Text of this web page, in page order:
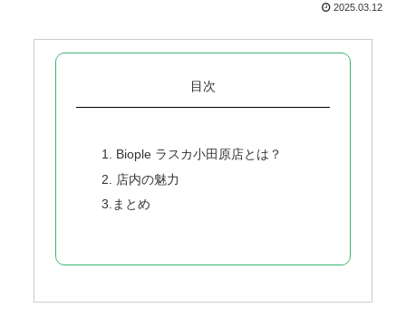
2025.03.12
目次
1. Biople ラスカ小田原店とは？
2. 店内の魅力
3.まとめ